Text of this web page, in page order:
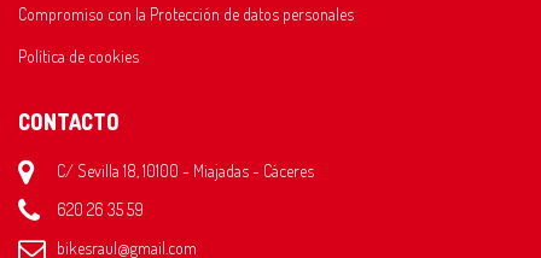
Compromiso con la Protección de datos personales
Política de cookies
CONTACTO
C/ Sevilla 18, 10100 - Miajadas - Cáceres
620 26 35 59
bikesraul@gmail.com